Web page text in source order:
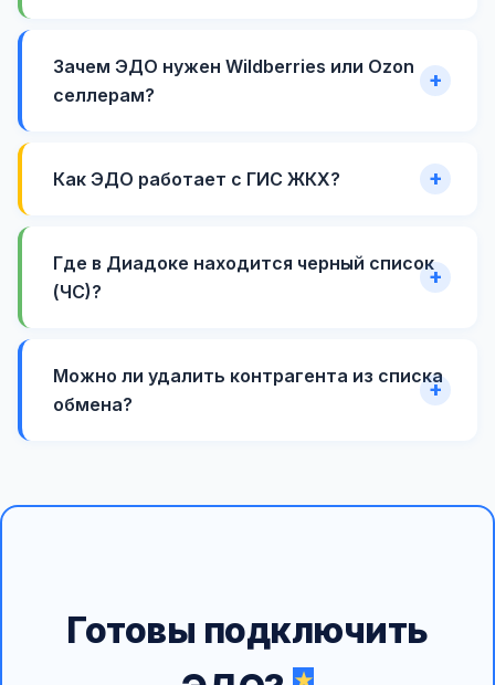
Зачем ЭДО нужен Wildberries или Ozon
селлерам?
Как ЭДО работает с ГИС ЖКХ?
Где в Диадоке находится черный список
(ЧС)?
Можно ли удалить контрагента из списка
обмена?
Готовы подключить